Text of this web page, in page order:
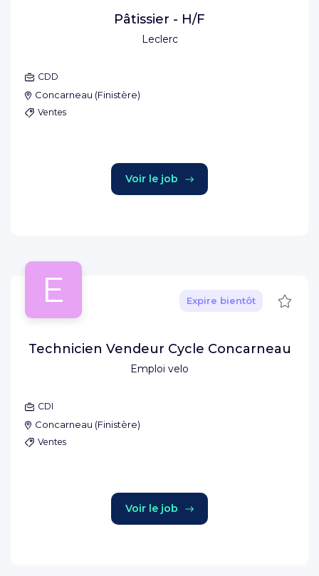
Leclerc
Pâtissier - H/F
CDD
Concarneau (Finistère)
Ventes
Voir le job
E
Emploi velo
Expire bientôt
Technicien Vendeur Cycle Concarneau
CDI
Concarneau (Finistère)
Ventes
Voir le job